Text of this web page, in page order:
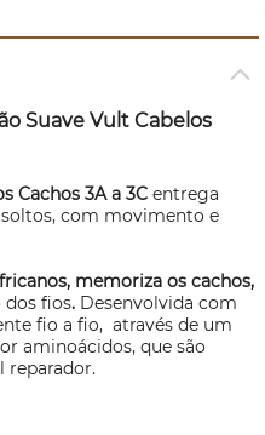
Suave Vult Cabelos
Cachos 3A a 3C entrega
com movimento e
memoriza os cachos,
dos fios. Desenvolvida com
fio a fio, através de um
aminoácidos, que são
reparador.